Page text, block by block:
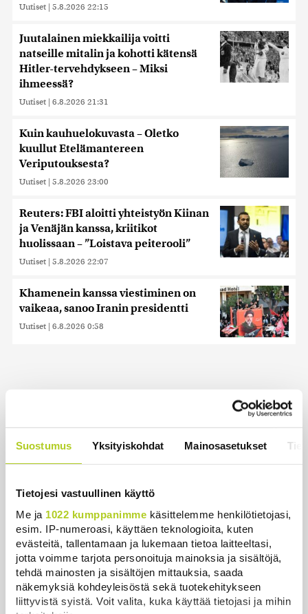
Suostumus Yksityiskohdat Mainosasetukset
Tietojesi vastuullinen käyttö
Me ja 1022 kumppanimme käsittelemme henkilötietojasi,
esim. IP-numeroasi, käyttäen teknologioita, kuten
evästeitä, tallentamaan ja lukemaan tietoa laitteeltasi,
jotta voimme tarjota personoituja mainoksia ja sisältöjä,
tehdä mainosten ja sisältöjen mittauksia, saada
näkemyksiä kohdeyleisöstä sekä tuotekehitykseen
liittyvistä syistä. Voit valita, kuka käyttää tietojasi ja mihin
Uutiset | 5.8.2026 22:15
Juutalainen miekkailija voitti
natseille mitalin ja kohotti kätensä
Hitler-tervehdykseen – Miksi
ihmeessä?
Uutiset | 6.8.2026 21:31
Kuin kauhuelokuvasta – Oletko
kuullut Etelämantereen
Veriputouksesta?
Uutiset | 5.8.2026 23:00
Reuters: FBI aloitti yhteistyön Kiinan
ja Venäjän kanssa, kriitikot
huolissaan – ”Loistava peiterooli”
Uutiset | 5.8.2026 22:07
Khamenein kanssa viestiminen on
vaikeaa, sanoo Iranin presidentti
Uutiset | 6.8.2026 0:58
Ehtisitkö kosia sekunnissa? – Karkaussekunti on
Uutiset | 7.8.2026 22:30
Reuters: Ukraina on tuhonnut yli miljoona
neliömetriä Wildberriesin varastotilaa
Uutiset | 7.8.2026 21:55
Palautitko puistosta löydetyt pullot tai pakastitko
marjat ennen myyntiä? Verottaja vaatii osansa